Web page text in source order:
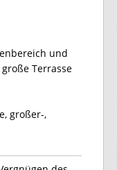
und
Terrasse
großer-,